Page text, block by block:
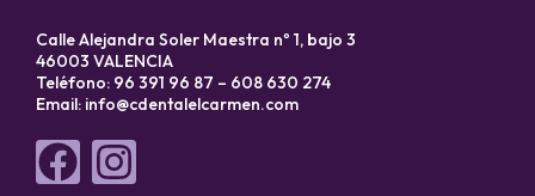
Calle Alejandra Soler Maestra nº 1, bajo 3
46003 VALENCIA
Teléfono: 96 391 96 87 – 608 630 274
Email: info@cdentalelcarmen.com